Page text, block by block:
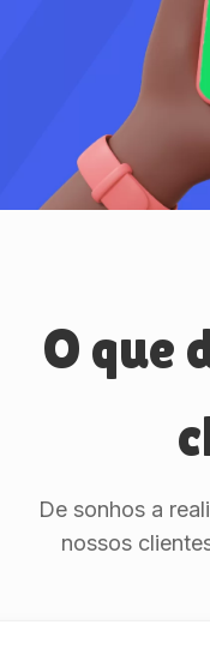
O que
De sonhos a
nossos